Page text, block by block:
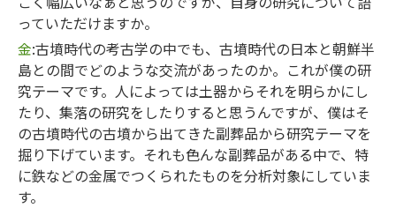
っていただけますか。
金:古墳時代の考古学の中でも、古墳時代の日本と朝鮮半
島との間でどのような交流があったのか。これが僕の研
究テーマです。人によっては土器からそれを明らかにし
たり、集落の研究をしたりすると思うんですが、僕はそ
の古墳時代の古墳から出てきた副葬品から研究テーマを
掘り下げています。それも色んな副葬品がある中で、特
に鉄などの金属でつくられたものを分析対象にしていま
す。